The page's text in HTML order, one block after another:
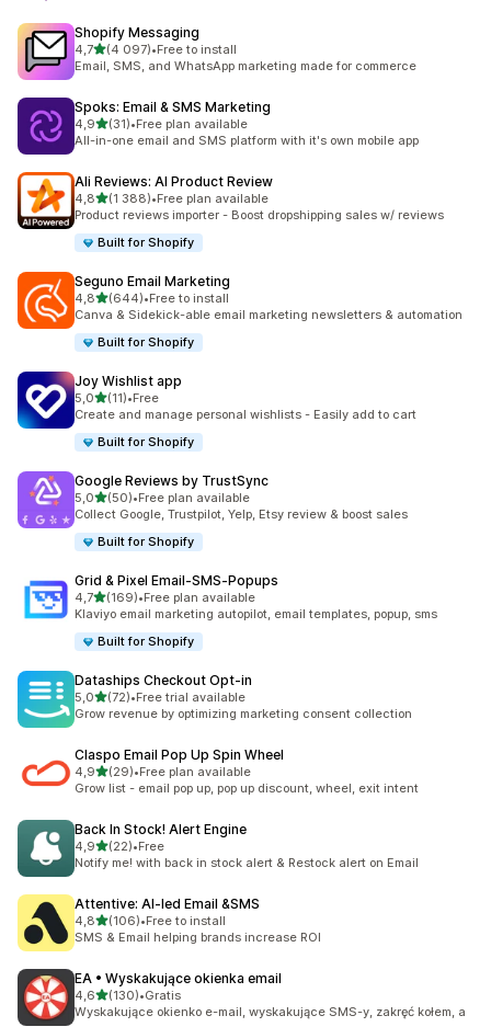
Shopify Messaging
4,7na 5 gwiazdek
(4 097)
Łączna liczba recenzji: 4097
•Free to install
Email, SMS, and WhatsApp marketing made for commerce
Spoks: Email & SMS Marketing
4,9na 5 gwiazdek
(31)
Łączna liczba recenzji: 31
•Free plan available
All-in-one email and SMS platform with it's own mobile app
Ali Reviews: AI Product Review
4,8na 5 gwiazdek
(1 388)
Łączna liczba recenzji: 1388
•Free plan available
Product reviews importer - Boost dropshipping sales w/ reviews
Built for Shopify
Seguno Email Marketing
4,8na 5 gwiazdek
(644)
Łączna liczba recenzji: 644
•Free to install
Canva & Sidekick-able email marketing newsletters & automation
Built for Shopify
Joy Wishlist app
5,0na 5 gwiazdek
(11)
Łączna liczba recenzji: 11
•Free
Create and manage personal wishlists - Easily add to cart
Built for Shopify
Google Reviews by TrustSync
5,0na 5 gwiazdek
(50)
Łączna liczba recenzji: 50
•Free plan available
Collect Google, Trustpilot, Yelp, Etsy review & boost sales
Built for Shopify
Grid & Pixel Email‑SMS‑Popups
4,7na 5 gwiazdek
(169)
Łączna liczba recenzji: 169
•Free plan available
Klaviyo email marketing autopilot, email templates, popup, sms
Built for Shopify
Dataships Checkout Opt‑in
5,0na 5 gwiazdek
(72)
Łączna liczba recenzji: 72
•Free trial available
Grow revenue by optimizing marketing consent collection
Claspo Email Pop Up Spin Wheel
4,9na 5 gwiazdek
(29)
Łączna liczba recenzji: 29
•Free plan available
Grow list - email pop up, pop up discount, wheel, exit intent
Back In Stock! Alert Engine
4,9na 5 gwiazdek
(22)
Łączna liczba recenzji: 22
•Free
Notify me! with back in stock alert & Restock alert on Email
Attentive: AI‑led Email &SMS
4,8na 5 gwiazdek
(106)
Łączna liczba recenzji: 106
•Free to install
SMS & Email helping brands increase ROI
EA • Wyskakujące okienka email
4,6na 5 gwiazdek
(130)
Łączna liczba recenzji: 130
•Gratis
Wyskakujące okienko e-mail, wyskakujące SMS-y, zakręć kołem, a